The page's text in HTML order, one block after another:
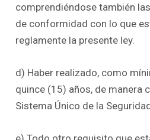
comprendiéndose también
de conformidad con lo que
reglamente la presente ley.
d) Haber realizado, como
quince (15) años, de manera
Sistema Único de la